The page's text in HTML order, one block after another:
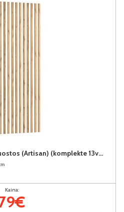
VEGAS LAMELE dekoro juostos (Artisan) (komplekte 13vnt.)
Kaina: